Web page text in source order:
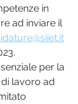
in
ad inviare il
per la
lavoro ad